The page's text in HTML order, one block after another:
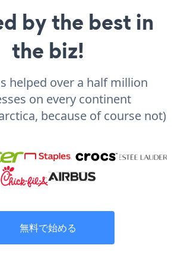
by the best in
the biz!
helped over a half million
on every continent
because of course not)
無料で始める